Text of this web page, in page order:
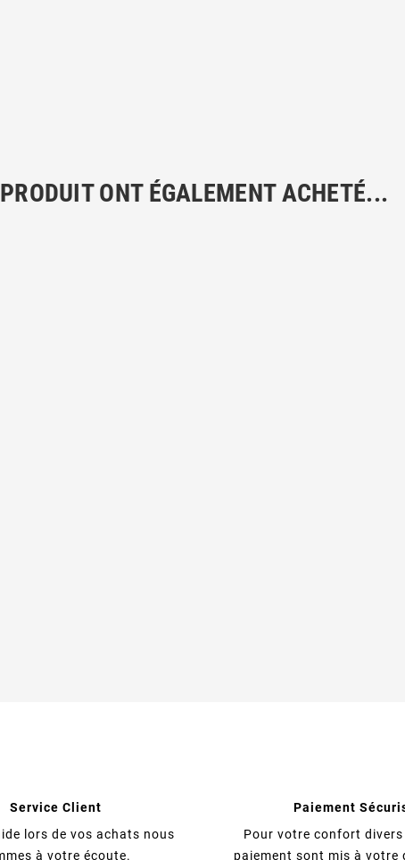
ONT ÉGALEMENT ACHETÉ...
Service Client
lors de vos achats nous
à votre écoute.
Paiement
Pour votre confort divers
paiement sont mis à votre